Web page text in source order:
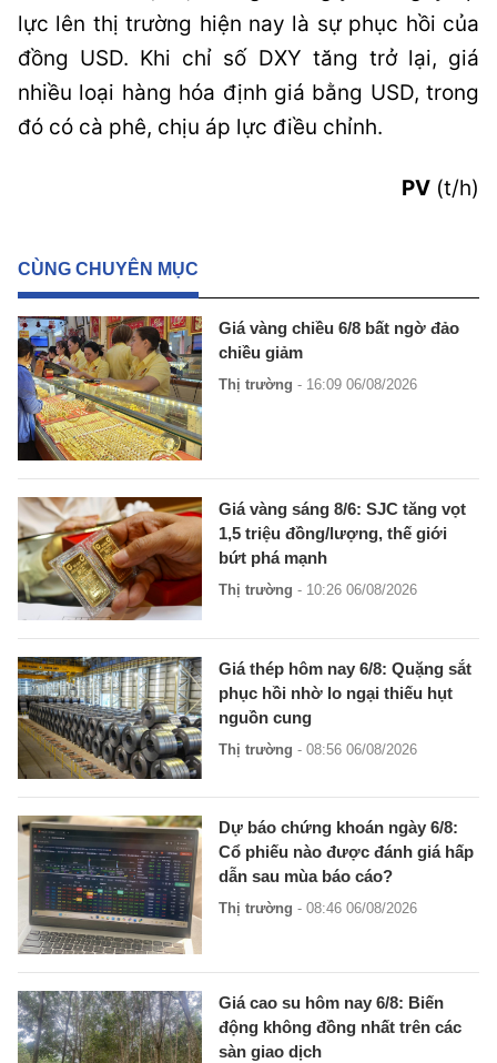
lực lên thị trường hiện nay là sự phục hồi của
đồng USD. Khi chỉ số DXY tăng trở lại, giá
nhiều loại hàng hóa định giá bằng USD, trong
đó có cà phê, chịu áp lực điều chỉnh.
PV (t/h)
CÙNG CHUYÊN MỤC
Giá vàng chiều 6/8 bất ngờ đảo
chiều giảm
Thị trường - 16:09 06/08/2026
Giá vàng sáng 8/6: SJC tăng vọt
1,5 triệu đồng/lượng, thế giới
bứt phá mạnh
Thị trường - 10:26 06/08/2026
Giá thép hôm nay 6/8: Quặng sắt
phục hồi nhờ lo ngại thiếu hụt
nguồn cung
Thị trường - 08:56 06/08/2026
Dự báo chứng khoán ngày 6/8:
Cổ phiếu nào được đánh giá hấp
dẫn sau mùa báo cáo?
Thị trường - 08:46 06/08/2026
Giá cao su hôm nay 6/8: Biến
động không đồng nhất trên các
sàn giao dịch